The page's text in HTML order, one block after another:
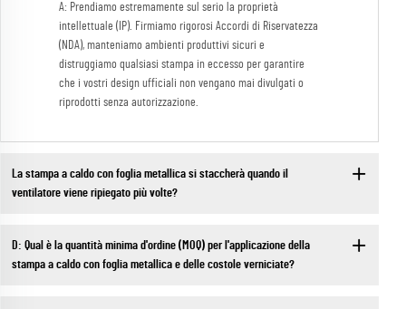
A: Prendiamo estremamente sul serio la proprietà
intellettuale (IP). Firmiamo rigorosi Accordi di Riservatezza
(NDA), manteniamo ambienti produttivi sicuri e
distruggiamo qualsiasi stampa in eccesso per garantire
che i vostri design ufficiali non vengano mai divulgati o
riprodotti senza autorizzazione.
La stampa a caldo con foglia metallica si staccherà quando il
ventilatore viene ripiegato più volte?
D: Qual è la quantità minima d'ordine (MOQ) per l'applicazione della
stampa a caldo con foglia metallica e delle costole verniciate?